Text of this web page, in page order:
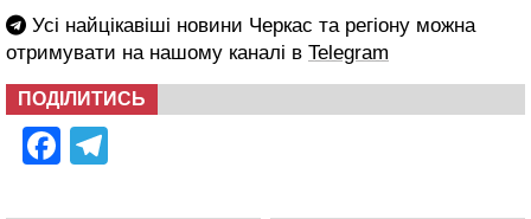
Усі найцікавіші новини Черкас та регіону можна
отримувати на нашому каналі в Telegram
ПОДІЛИТИСЬ
Facebook